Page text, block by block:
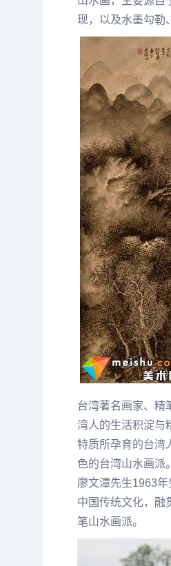
现，以及水墨勾勒
台湾著名画家、精
湾人的生活积淀与
特质所孕育的台湾
色的台湾山水画派。
廖文潭先生1963
中国传统文化，融
笔山水画派。